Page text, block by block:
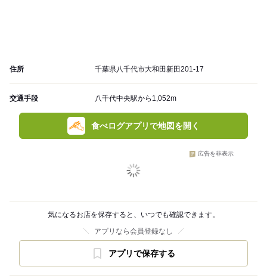
住所 千葉県八千代市大和田新田201-17
交通手段 八千代中央駅から1,052m
食べログアプリで地図を開く
広告を非表示
気になるお店を保存すると、いつでも確認できます。
アプリなら会員登録なし
アプリで保存する